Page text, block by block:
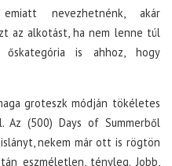
nevezhetnénk, akár
az alkotást, ha nem lenne túl
is ahhoz, hogy
groteszk módján tökéletes
Az (500) Days of Summerből
nekem már ott is rögtön
eszméletlen, tényleg. Jobb,